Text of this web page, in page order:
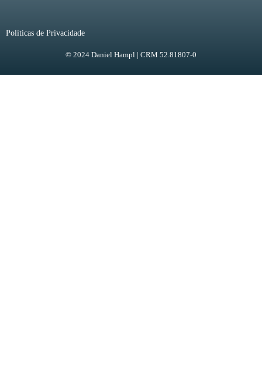
Políticas de Privacidade
© 2024 Daniel Hampl | CRM 52.81807-0